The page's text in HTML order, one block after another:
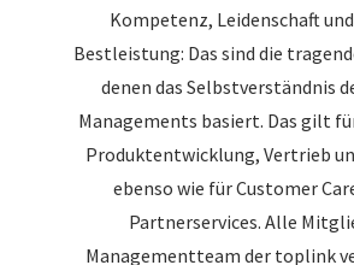
Kompetenz, Leidenschaft
Bestleistung: Das sind die
denen das Selbstverständnis
Managements basiert. Das gilt
Produktentwicklung, Vertrieb
ebenso wie für Customer
Partnerservices. Alle
Managementteam der toplink